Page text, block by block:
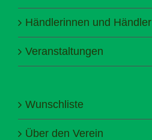
Händlerinnen und Händler
Veranstaltungen
Wunschliste
Über den Verein